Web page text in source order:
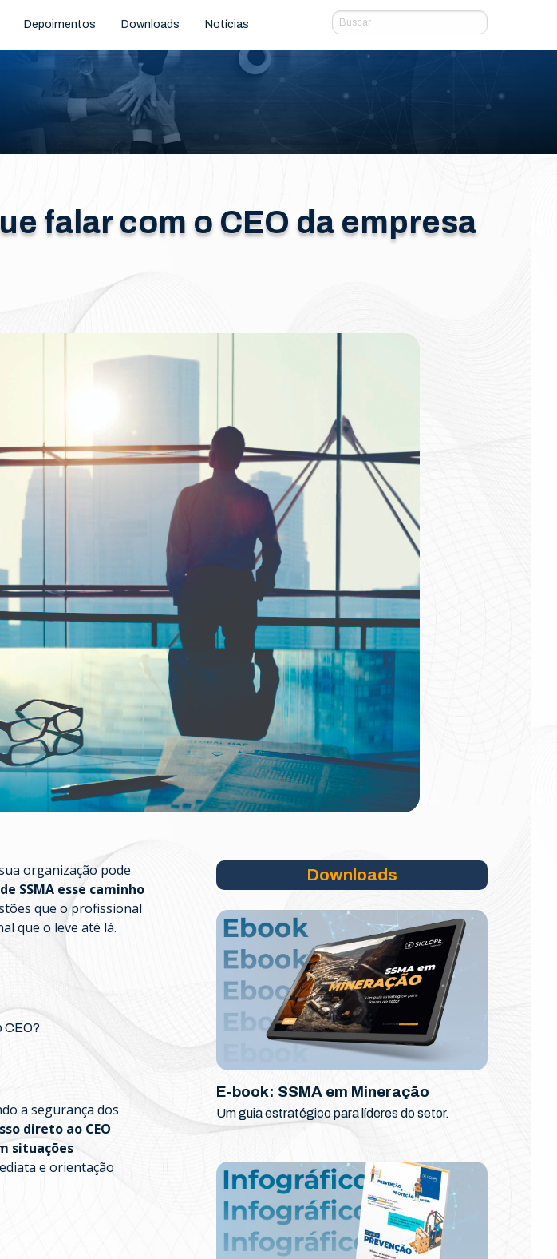
Depoimentos Downloads Notícias
falar com o CEO da empresa
organização pode
SSMA esse caminho
que o profissional
que o leve até lá.
CEO?
a segurança dos
direto ao CEO
situações
e orientação
Downloads
E-book: SSMA em Mineração
Um guia estratégico para líderes do setor.